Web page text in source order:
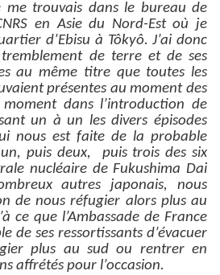
trouvais dans le bureau de
en Asie du Nord-Est où je
d’Ebisu à Tôkyô. J’ai donc
de terre et de ses
au même titre que toutes les
présentes au moment des
dans l’introduction de
un à un les divers épisodes
nous est faite de la probable
puis deux, puis trois des six
nucléaire de Fukushima Dai
autres japonais, nous
de nous réfugier alors plus au
ce que l’Ambassade de France
de ses ressortissants d’évacuer
plus au sud ou rentrer en
affrétés pour l’occasion.